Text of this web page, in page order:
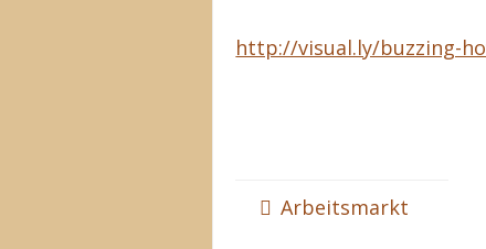
http://visual.ly/buzzing-
Arbeitsmarkt